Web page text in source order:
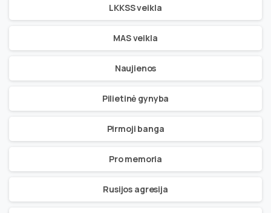
LKKSS veikla
MAS veikla
Naujienos
Pilietinė gynyba
Pirmoji banga
Pro memoria
Rusijos agresija